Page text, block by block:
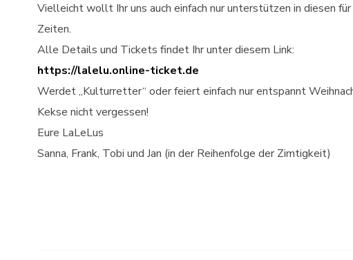
Vielleicht wollt Ihr uns auch einfach nur unterstützen in diesen
Zeiten.
Alle Details und Tickets findet Ihr unter diesem Link:
https://lalelu.online-ticket.de
Werdet „Kulturretter“ oder feiert einfach nur entspannt
Kekse nicht vergessen!
Eure LaLeLus
Sanna, Frank, Tobi und Jan (in der Reihenfolge der Zimtigkeit)